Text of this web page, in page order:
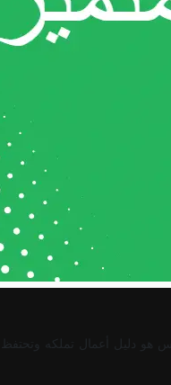
هو دليل أعمال تملكه وتحتفظ